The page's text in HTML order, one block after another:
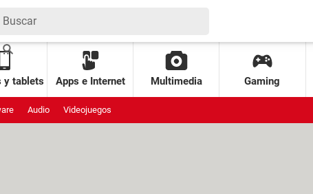
y tablets Apps e Internet Multimedia Gaming
Audio Videojuegos